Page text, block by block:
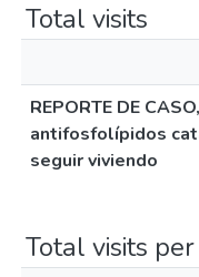
Total visits
REPORTE DE
antifosfolípidos
seguir viviendo
Total visits